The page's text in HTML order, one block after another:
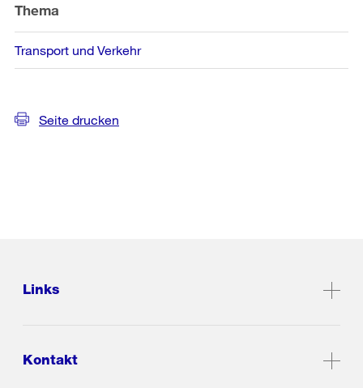
Thema
Transport und Verkehr
Seite drucken
Links
Kontakt